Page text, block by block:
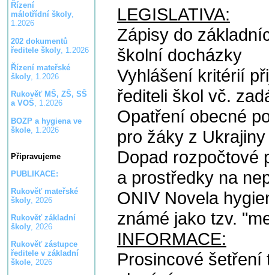
Řízení
málotřídní školy,
1.2026
202 dokumentů
ředitele školy, 1.2026
Řízení mateřské
školy, 1.2026
Rukověť MŠ, ZŠ, SŠ
a VOŠ, 1.2026
BOZP a hygiena ve
škole, 1.2026
Připravujeme
PUBLIKACE:
Rukověť mateřské
školy, 2026
Rukověť základní
školy, 2026
Rukověť zástupce
ředitele v základní
škole, 2026
LEGISLATIVA:
Zápisy do
školní docházky
Vyhlášení kritérií
řediteli škol vč.
Opatření obecné
pro žáky z
Dopad rozpočtové
a prostředky na
ONIV Novela
známé jako tzv.
INFORMACE:
Prosincové